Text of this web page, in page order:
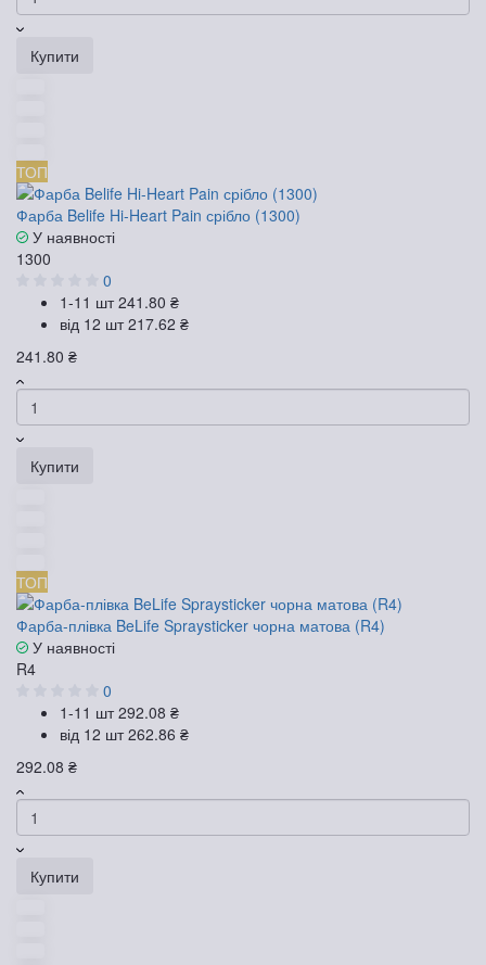
Купити
ТОП
Фарба Belife Hi-Heart Pain срібло (1300)
У наявності
1300
0
1-11 шт241.80 ₴
від 12 шт217.62 ₴
241.80 ₴
Купити
ТОП
Фарба-плівка BeLife Spraysticker чорна матова (R4)
У наявності
R4
0
1-11 шт292.08 ₴
від 12 шт262.86 ₴
292.08 ₴
Купити